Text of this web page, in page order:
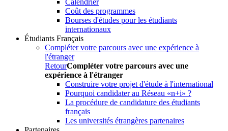
Calendrier
Coût des programmes
Bourses d'études pour les étudiants
internationaux
Étudiants Français
Compléter votre parcours avec une expérience à
l'étranger
RetourCompléter votre parcours avec une
expérience à l'étranger
Construire votre projet d'étude à l'international
Pourquoi candidater au Réseau «n+i» ?
La procédure de candidature des étudiants
français
Les universités étrangères partenaires